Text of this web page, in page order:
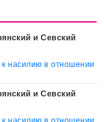
и Севский
насилию в отношении
и Севский